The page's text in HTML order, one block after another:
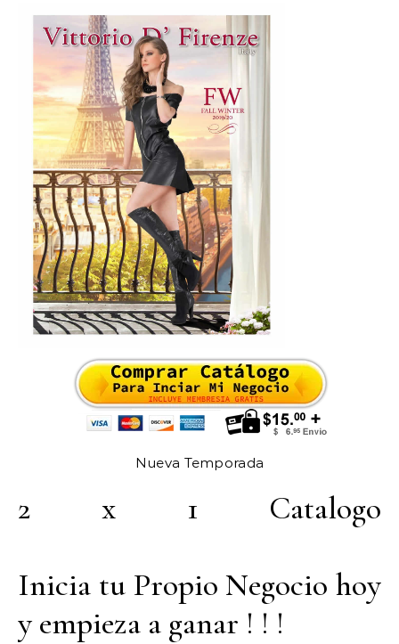
Nueva Temporada
2 x 1 Catalogo
Inicia tu Propio Negocio hoy
y empieza a ganar ! ! !